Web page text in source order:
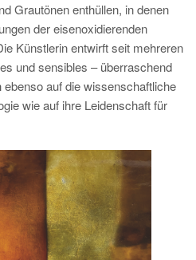
Grautönen enthüllen, in denen
der eisenoxidierenden
Künstlerin entwirft seit mehreren
und sensibles – überraschend
auf die wissenschaftliche
wie auf ihre Leidenschaft für